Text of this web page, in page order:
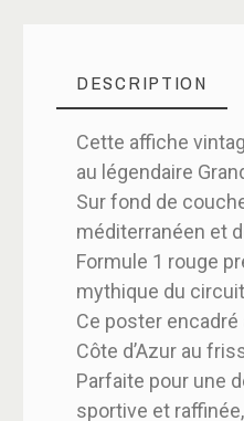
DESCRIPTION
Cette affiche
au légendaire
Sur fond de
méditerranéen et
Formule 1 rouge
mythique du
Ce poster encadré
Côte d’Azur au
Parfaite pour une
sportive et